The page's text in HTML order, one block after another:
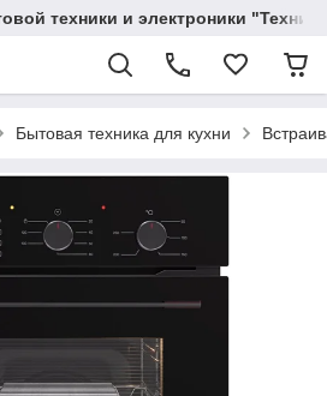
техники и электроники
Бытовая техника для кухни